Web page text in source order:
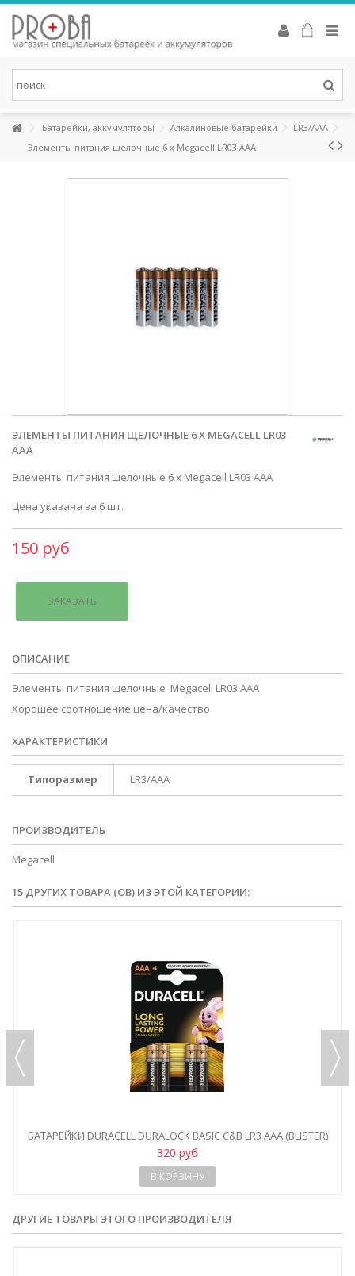
Аккумуляторы Eneloop
Это новые аккумуляторы, которые сочетают в себе удобство
зарядка аккумуляторов производится от солнечных батарей в
соответствии с системой «зеленых» сертификатов (Green Power
Certifi cation System).
СМОТРЕТЬ
Батарейки, аккумуляторы Алкалиновые батарейки
LR3/AAA
Элементы питания щелочные 6 x Megacell LR03 AAA
ЭЛЕМЕНТЫ ПИТАНИЯ ЩЕЛОЧНЫЕ 6 X MEGACELL LR03
AAA
Элементы питания щелочные 6 x Megacell LR03 AAA
Цена указана за 6 шт.
150 руб
ЗАКАЗАТЬ
ОПИСАНИЕ
Элементы питания щелочные Megacell LR03 AAA
Хорошее соотношение цена/качество
ХАРАКТЕРИСТИКИ
Типоразмер LR3/AAA
ПРОИЗВОДИТЕЛЬ
Megacell
15 ДРУГИХ ТОВАРА (ОВ) ИЗ ЭТОЙ КАТЕГОРИИ:
БАТАРЕЙКИ DURACELL DURALOCK BASIC C&B LR3 AAA (BLISTER)
320 руб
В КОРЗИНУ
ДРУГИЕ ТОВАРЫ ЭТОГО ПРОИЗВОДИТЕЛЯ